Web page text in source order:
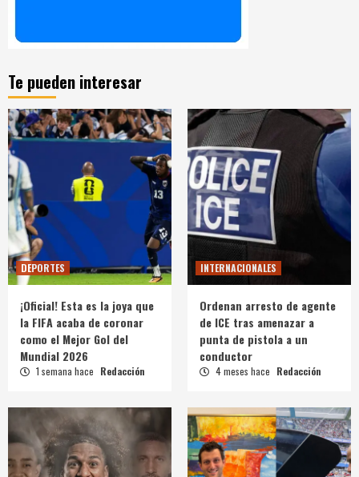
Te pueden interesar
DEPORTES
¡Oficial! Esta es la joya que
la FIFA acaba de coronar
como el Mejor Gol del
Mundial 2026
1 semana hace Redacción
INTERNACIONALES
Ordenan arresto de agente
de ICE tras amenazar a
punta de pistola a un
conductor
4 meses hace Redacción